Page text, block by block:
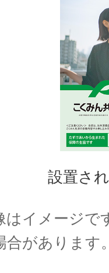
設置さ
はイメージで
合があります。